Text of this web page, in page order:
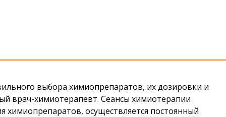
выбора химиопрепаратов, их дозировки и
врач-химиотерапевт. Сеансы химиотерапии
химиопрепаратов, осуществляется постоянный